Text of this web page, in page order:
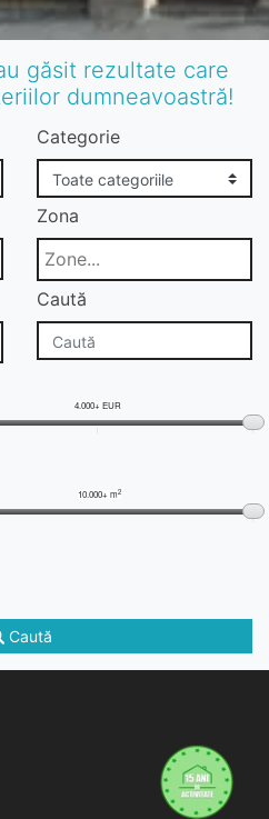
găsit rezultate care
dumneavoastră!
Categorie
Zona
Caută
4.000+ EUR
10.000+ m2
Caută